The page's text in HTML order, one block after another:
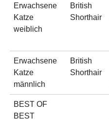
Erwachsene
Katze
weiblich
British
Shorthair
Erwachsene
Katze
männlich
British
Shorthair
BEST OF
BEST